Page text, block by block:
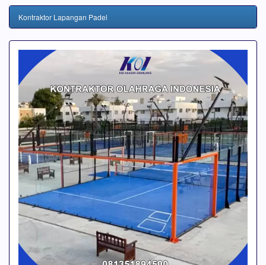
Kontraktor Lapangan Padel